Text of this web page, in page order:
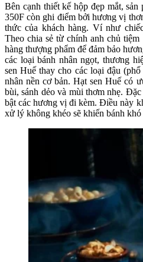
Bên cạnh thiết kế hộp đẹp mắt,
350F còn ghi điểm bởi hương vị
thức của khách hàng. Ví như
Theo chia sẻ từ chính anh chủ
hàng thượng phẩm để đảm bảo
các loại bánh nhân ngọt, thương
sen Huế thay cho các loại đậu
nhân nền cơ bản. Hạt sen Huế có
bùi, sánh dẻo và mùi thơm nhẹ.
bật các hương vị đi kèm. Điều này
xử lý không khéo sẽ khiến bánh khó